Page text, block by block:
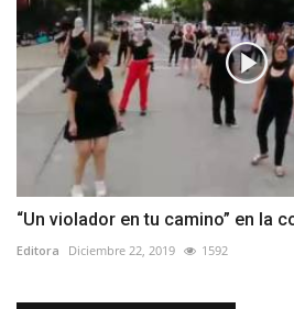
“Un violador en tu camino” en la
Editora Diciembre 22, 2019 1592